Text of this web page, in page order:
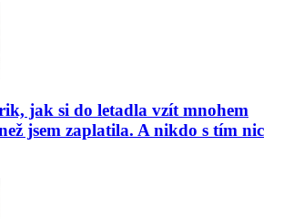
jak si do letadla vzít mnohem
jsem zaplatila. A nikdo s tím nic